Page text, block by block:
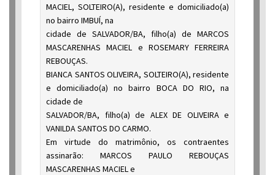
MACIEL, SOLTEIRO(A), residente e domiciliado(a)
no bairro IMBUÍ, na
cidade de SALVADOR/BA, filho(a) de MARCOS
MASCARENHAS MACIEL e ROSEMARY FERREIRA
REBOUÇAS.
BIANCA SANTOS OLIVEIRA, SOLTEIRO(A), residente
e domiciliado(a) no bairro BOCA DO RIO, na
cidade de
SALVADOR/BA, filho(a) de ALEX DE OLIVEIRA e
VANILDA SANTOS DO CARMO.
Em virtude do matrimônio, os contraentes
assinarão: MARCOS PAULO REBOUÇAS
MASCARENHAS MACIEL e